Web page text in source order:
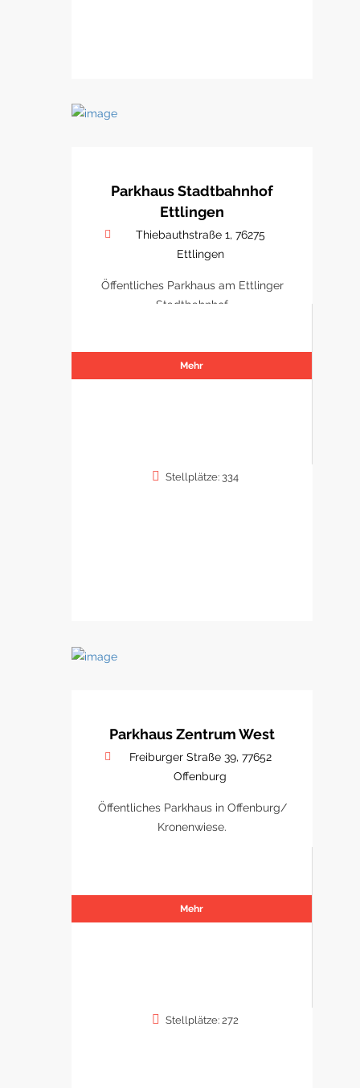
Parkhaus Stadtbahnhof
Ettlingen
Thiebauthstraße 1, 76275
Ettlingen
Öffentliches Parkhaus am Ettlinger
Stadtbahnhof
Mehr
Stellplätze: 334
Parkhaus Zentrum West
Freiburger Straße 39, 77652
Offenburg
Öffentliches Parkhaus in Offenburg/
Kronenwiese.
Mehr
Stellplätze: 272